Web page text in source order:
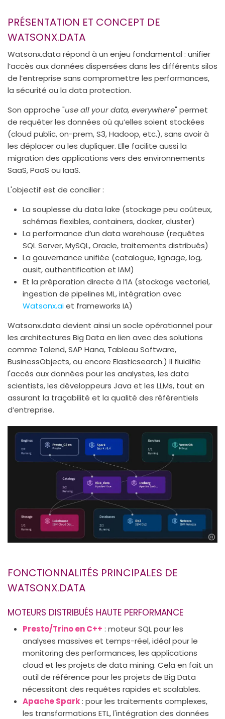
PRÉSENTATION ET CONCEPT DE
WATSONX.DATA
Watsonx.data répond à un enjeu fondamental : unifier
l’accès aux données dispersées dans les différents silos
de l’entreprise sans compromettre les performances,
la sécurité ou la data protection.
Son approche "use all your data, everywhere" permet
de requêter les données où qu’elles soient stockées
(cloud public, on-prem, S3, Hadoop, etc.), sans avoir à
les déplacer ou les dupliquer. Elle facilite aussi la
migration des applications vers des environnements
SaaS, PaaS ou IaaS.
L'objectif est de concilier :
La souplesse du data lake (stockage peu coûteux,
schémas flexibles, containers, docker, cluster)
La performance d’un data warehouse (requêtes
SQL Server, MySQL, Oracle, traitements distribués)
La gouvernance unifiée (catalogue, lignage, log,
ausit, authentification et IAM)
Et la préparation directe à l’IA (stockage vectoriel,
ingestion de pipelines ML, intégration avec
Watsonx.aiet frameworks IA)
Watsonx.data devient ainsi un socle opérationnel pour
les architectures Big Data en lien avec des solutions
comme Talend, SAP Hana, Tableau Software,
BusinessObjects, ou encore Elasticsearch.) Il fluidifie
l'accès aux données pour les analystes, les data
scientists, les développeurs Java et les LLMs, tout en
assurant la traçabilité et la qualité des référentiels
d’entreprise.
FONCTIONNALITÉS PRINCIPALES DE
WATSONX.DATA
MOTEURS DISTRIBUÉS HAUTE PERFORMANCE
Presto/Trino en C++ : moteur SQL pour les
analyses massives et temps-réel, idéal pour le
monitoring des performances, les applications
cloud et les projets de data mining. Cela en fait un
outil de référence pour les projets de Big Data
nécessitant des requêtes rapides et scalables.
Apache Spark: pour les traitements complexes,
les transformations ETL, l'intégration des données